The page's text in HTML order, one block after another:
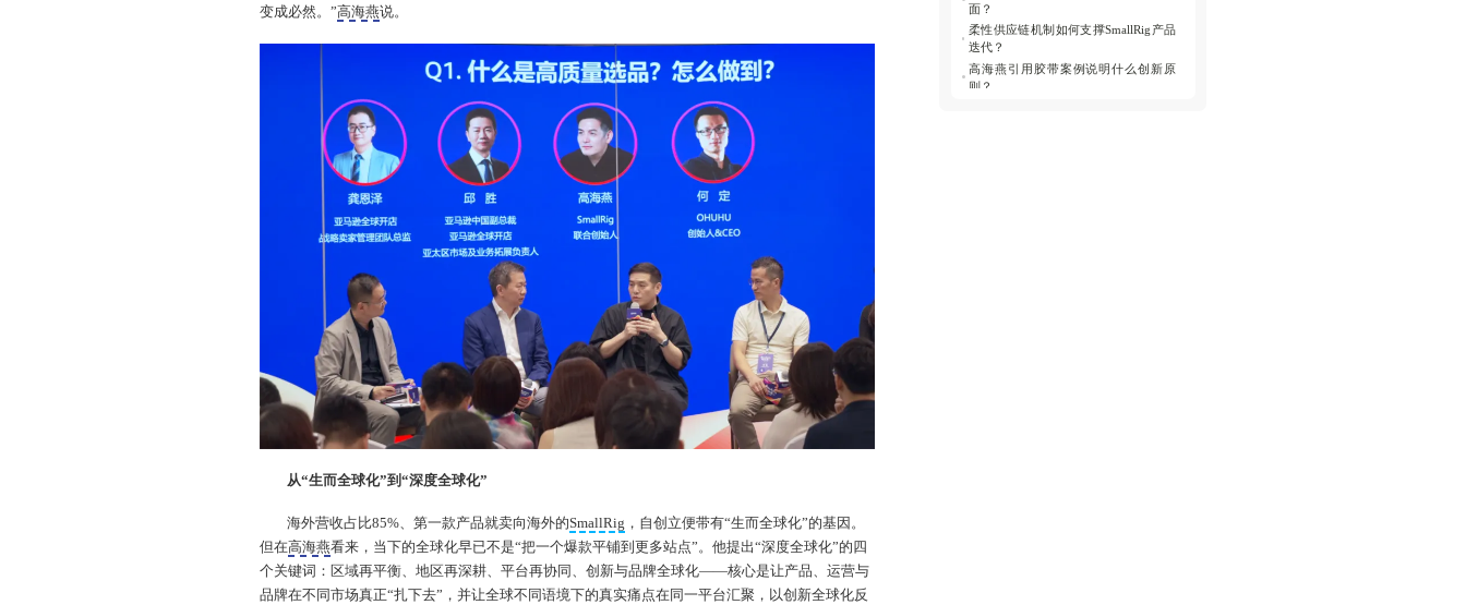
变成必然。”高海燕说。
从“生而全球化”到“深度全球化”
海外营收占比85%、第一款产品就卖向海外的SmallRig ，自创立便带有“生而全球化”的基因。
但在高海燕看来，当下的全球化早已不是“把一个爆款平铺到更多站点”。他提出“深度全球化”的四
个关键词：区域再平衡、地区再深耕、平台再协同、创新与品牌全球化——核心是让产品、运营与
品牌在不同市场真正“扎下去”，并让全球不同语境下的真实痛点在同一平台汇聚，以创新全球化反
与创新品牌全球化，强调本地痛点驱动
全球创新反哺。
4. 产业影响与趋势
影像产业创新源头从厂商实验室迁移至
面？
柔性供应链机制如何支撑SmallRig产品
迭代？
高海燕引用胶带案例说明什么创新原
则？